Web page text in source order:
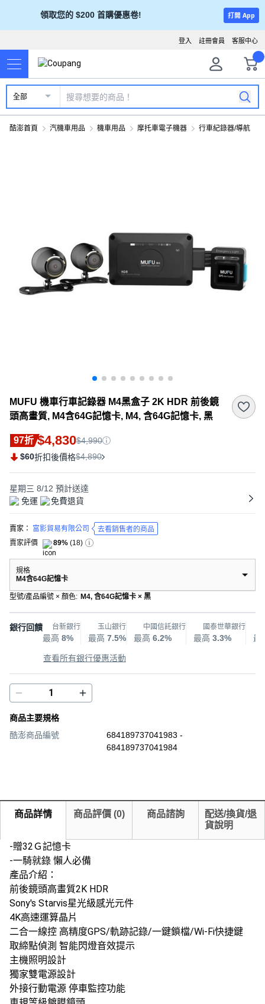
領取您的 $200 首購優惠卷! 打開 App
客服中心
註冊會員
登入
全部
酷澎首頁 汽機車用品 機車用品 摩托車電子機器 行車紀錄器/導航
MUFU 機車行車記錄器 M4黑盒子 2K HDR 前後鏡
頭高畫質, M4含64G記憶卡, M4, 含64G記憶卡, 黑
97折 $4,830$4,990
$60折扣後價格$4,890
星期三 8/12 預計送達
免運
免費退貨
賣家： 富影貿易有限公司
去看銷售者的商品
賣家評價
89% (18)
規格
M4含64G記憶卡
型號/產品編號 × 顏色: M4, 含64G記憶卡 × 黑
銀行回饋 台新銀行
最高 8%
玉山銀行
最高 7.5%
中國信託銀行
最高 6.2%
國泰世華銀行
最高 3.3% 最
查看所有銀行優惠活動
商品主要規格
酷澎商品編號
684189737041983 -
684189737041984
商品詳情 商品評價 (0) 商品諮詢
配送/換貨/退
貨說明
-贈32Ｇ記憶卡
-一騎就錄 懶人必備
產品介紹：
前後鏡頭高畫質2K HDR
Sony's Starvis星光級感光元件
4K高速運算晶片
二合一線控 高精度GPS/軌跡記錄/一鍵鎖檔/Wi-Fi快捷鍵
取締點偵測 智能閃燈音效提示
主機照明設計
獨家雙電源設計
外接行動電源 停車監控功能